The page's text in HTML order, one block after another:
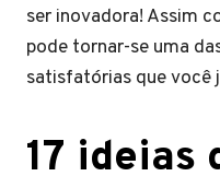
ser inovadora! Assim
pode tornar-se uma
satisfatórias que você
17 ideias